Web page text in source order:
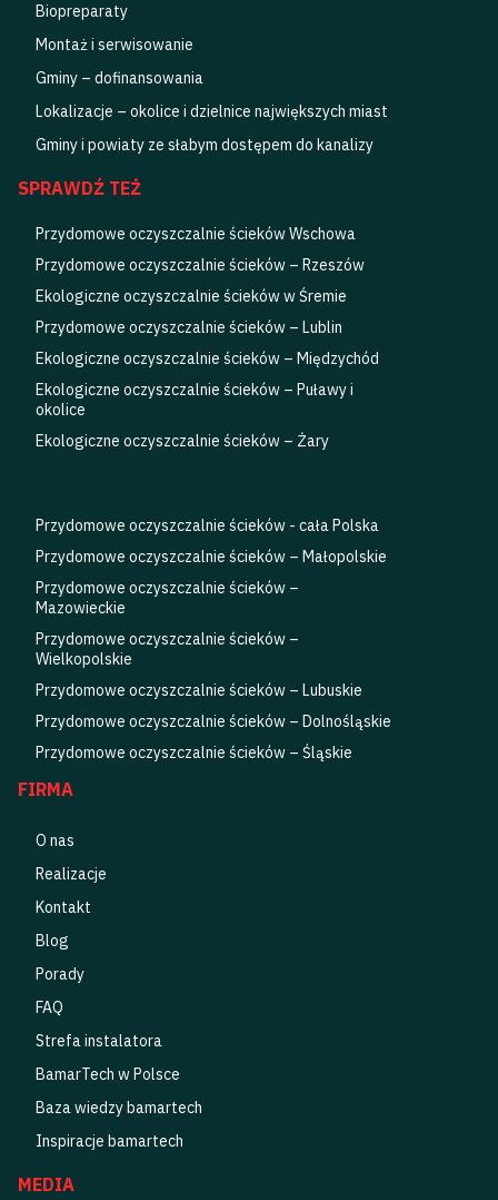
Biopreparaty
Montaż i serwisowanie
Gminy – dofinansowania
Lokalizacje – okolice i dzielnice największych miast
Gminy i powiaty ze słabym dostępem do kanalizy
SPRAWDŹ TEŻ
Przydomowe oczyszczalnie ścieków Wschowa
Przydomowe oczyszczalnie ścieków – Rzeszów
Ekologiczne oczyszczalnie ścieków w Śremie
Przydomowe oczyszczalnie ścieków – Lublin
Ekologiczne oczyszczalnie ścieków – Międzychód
Ekologiczne oczyszczalnie ścieków – Puławy i
okolice
Ekologiczne oczyszczalnie ścieków – Żary
Przydomowe oczyszczalnie ścieków - cała Polska
Przydomowe oczyszczalnie ścieków – Małopolskie
Przydomowe oczyszczalnie ścieków –
Mazowieckie
Przydomowe oczyszczalnie ścieków –
Wielkopolskie
Przydomowe oczyszczalnie ścieków – Lubuskie
Przydomowe oczyszczalnie ścieków – Dolnośląskie
Przydomowe oczyszczalnie ścieków – Śląskie
FIRMA
O nas
Realizacje
Kontakt
Blog
Porady
FAQ
Strefa instalatora
BamarTech w Polsce
Baza wiedzy bamartech
Inspiracje bamartech
MEDIA